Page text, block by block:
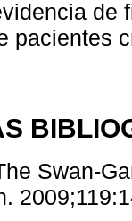
de
pacientes
Swan-